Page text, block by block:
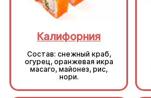
Калифорния
Состав: снежный краб,
огурец, оранжевая икра
масаго, майонез, рис,
нори.